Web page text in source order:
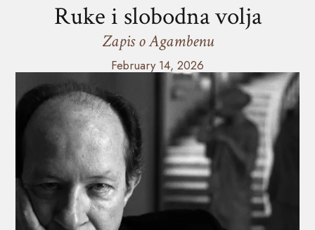
Ruke i slobodna volja
Zapis o Agambenu
February 14, 2026